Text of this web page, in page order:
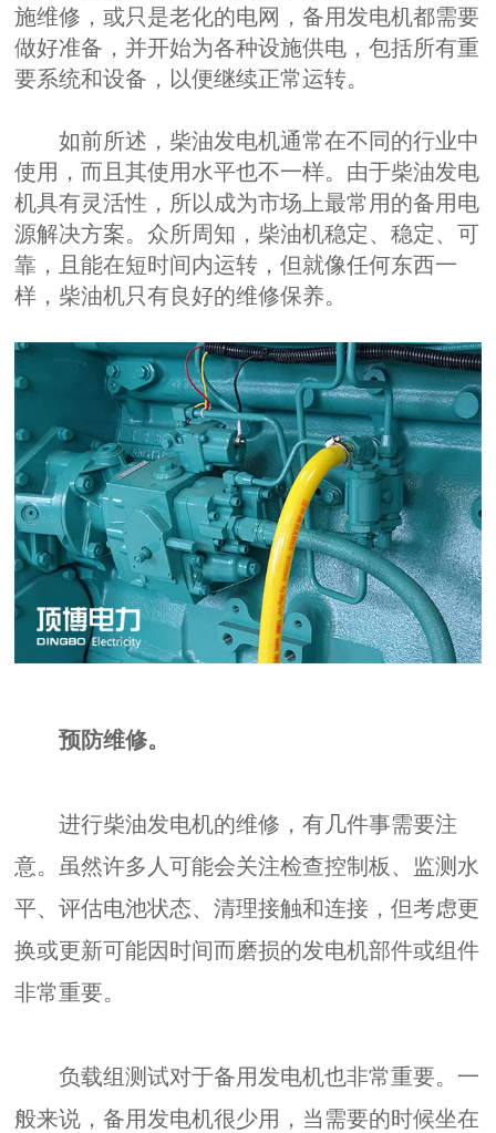
施维修，或只是老化的电网，备用发电机都需要
做好准备，并开始为各种设施供电，包括所有重
要系统和设备，以便继续正常运转。
如前所述，柴油发电机通常在不同的行业中
使用，而且其使用水平也不一样。由于柴油发电
机具有灵活性，所以成为市场上最常用的备用电
源解决方案。众所周知，柴油机稳定、稳定、可
靠，且能在短时间内运转，但就像任何东西一
样，柴油机只有良好的维修保养。
预防维修。
进行柴油发电机的维修，有几件事需要注
意。虽然许多人可能会关注检查控制板、监测水
平、评估电池状态、清理接触和连接，但考虑更
换或更新可能因时间而磨损的发电机部件或组件
非常重要。
负载组测试对于备用发电机也非常重要。一
般来说，备用发电机很少用，当需要的时候坐在